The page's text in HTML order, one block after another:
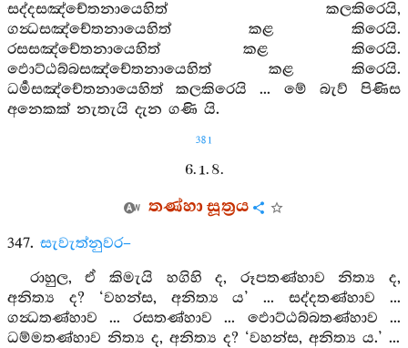
සද්දසඤ්චේතනායෙහිත් කලකිරෙයි,
ගන්‍ධසඤ්චේතනායෙහිත් කළ කිරෙයි.
රසසඤ්චේතනායෙහිත් කළ කිරෙයි.
ඵොට්ඨබ්බසඤ්චේතනායෙහිත් කළ කිරෙයි.
ධර්‍මසඤ්චේතනායෙහිත් කලකිරෙයි ... මේ බැව් පිණිස
අනෙකක් නැතැයි දැන ගණි යි.
381
6. 1. 8.
තණ්හා සූත්‍රය
347. සැවැත්නුවර–
රාහුල, ඒ කිමැයි හගිහි ද, රූපතණ්හාව නිත්‍ය ද,
අනිත්‍ය ද? ‘වහන්ස, අනිත්‍ය ය’ ... සද්දතණ්හාව ...
ගන්‍ධතණ්හාව ... රසතණ්හාව ... ඵොට්ඨබ්බතණ්හාව ...
ධම්මතණ්හාව නිත්‍ය ද, අනිත්‍ය ද? ‘වහන්ස, අනිත්‍ය ය.’ ...